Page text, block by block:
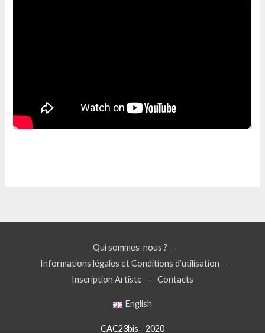
Qui sommes-nous ?
Informations légales et Conditions d’utilisation
Inscription Artiste
Contacts
English
CAC23bis - 2020